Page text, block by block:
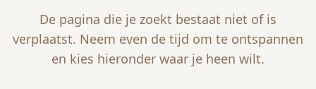
De pagina die je zoekt bestaat niet of is
verplaatst. Neem even de tijd om te ontspannen
en kies hieronder waar je heen wilt.